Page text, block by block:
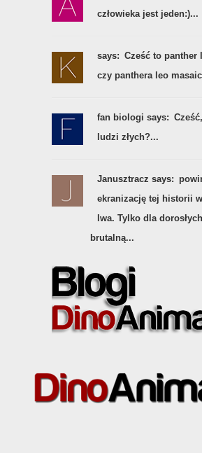
człowieka jest jeden:)...
says: Cześć to panther
czy panthera leo
fan biologi says:
ludzi złych?...
Janusztracz says:
ekranizację tej historii
lwa. Tylko dla
brutalną...